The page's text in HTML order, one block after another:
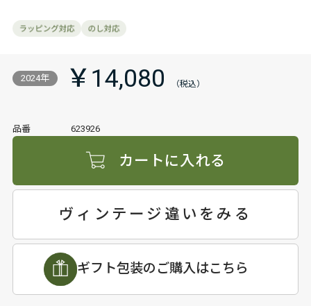
2024年 ￥14,080
品番 623926
カートに入れる
ヴィンテージ違いをみる
ギフト包装のご購入はこちら